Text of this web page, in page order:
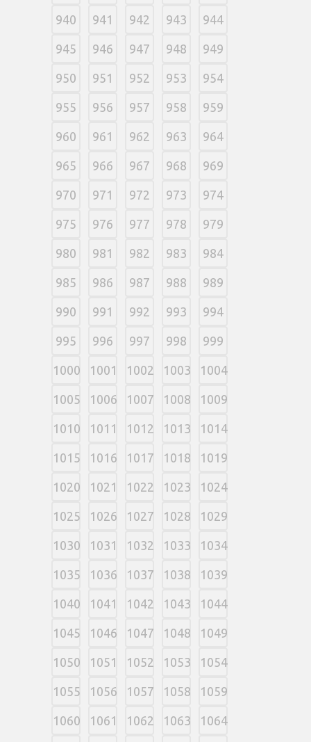
940 941 942 943 944
945 946 947 948 949
950 951 952 953 954
955 956 957 958 959
960 961 962 963 964
965 966 967 968 969
970 971 972 973 974
975 976 977 978 979
980 981 982 983 984
985 986 987 988 989
990 991 992 993 994
995 996 997 998 999
1000 1001 1002 1003 1004
1005 1006 1007 1008 1009
1010 1011 1012 1013 1014
1015 1016 1017 1018 1019
1020 1021 1022 1023 1024
1025 1026 1027 1028 1029
1030 1031 1032 1033 1034
1035 1036 1037 1038 1039
1040 1041 1042 1043 1044
1045 1046 1047 1048 1049
1050 1051 1052 1053 1054
1055 1056 1057 1058 1059
1060 1061 1062 1063 1064